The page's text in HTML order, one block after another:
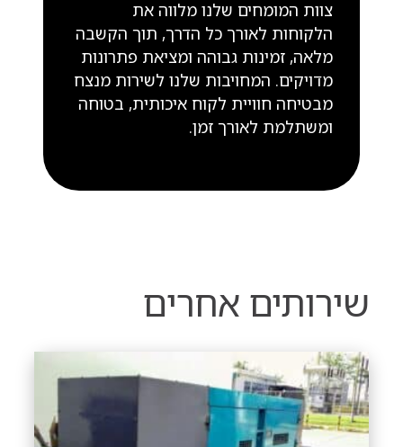
צוות המומחים שלנו מלווה את
הלקוחות לאורך כל הדרך, תוך הקשבה
מלאה, זמינות גבוהה ומציאת פתרונות
מדויקים. המחויבות שלנו לשירות מנצח
מבטיחה חוויית לקוח איכותית, בטוחה
ומשתלמת לאורך זמן.
שירותים אחרים